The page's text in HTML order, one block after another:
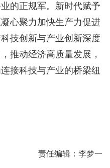
的正规军。新时代赋予
心聚力加快生产力促进
技创新与产业创新深度
推动经济高质量发展，
接科技与产业的桥梁纽
责任编辑：李梦一